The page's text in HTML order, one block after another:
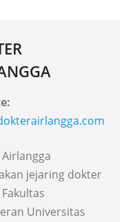
jejaring dokter
Universitas